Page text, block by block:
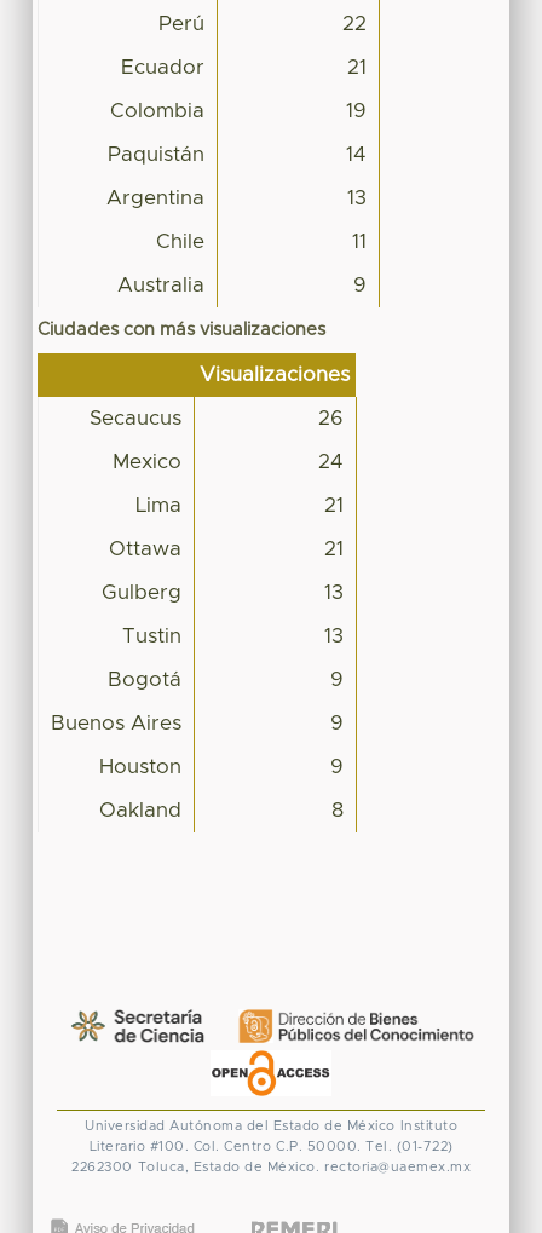
Perú 22
Ecuador 21
Colombia 19
Paquistán 14
Argentina 13
Chile 11
Australia 9
Ciudades con más visualizaciones
Visualizaciones
Secaucus 26
Mexico 24
Lima 21
Ottawa 21
Gulberg 13
Tustin 13
Bogotá 9
Buenos Aires 9
Houston 9
Oakland 8
Universidad Autónoma del Estado de México
Instituto
Literario #100. Col. Centro C.P. 50000. Tel. (01-722)
2262300 Toluca, Estado de México. rectoria@uaemex.mx